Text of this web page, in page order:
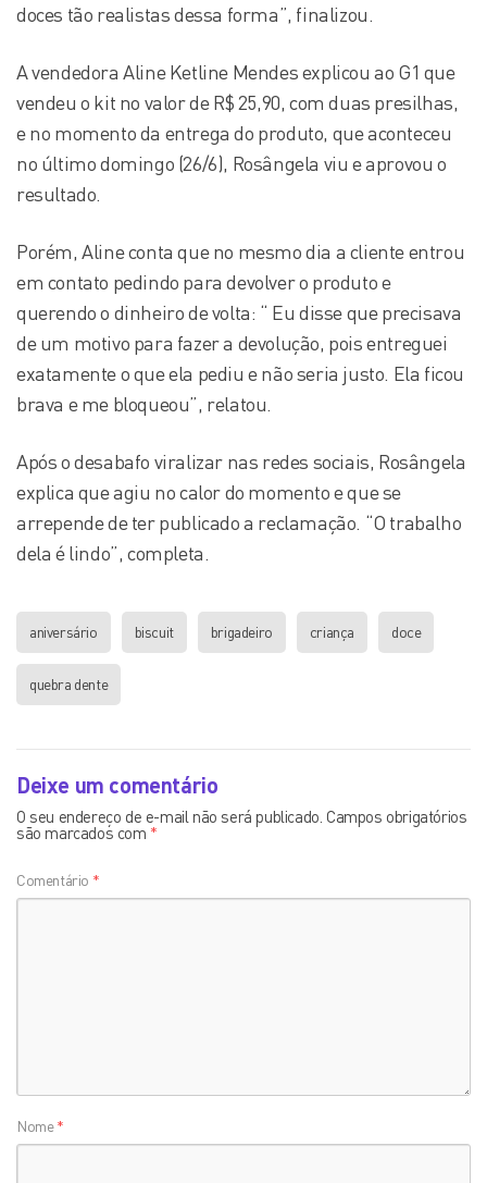
doces tão realistas dessa forma”, finalizou.
A vendedora Aline Ketline Mendes explicou ao G1 que
vendeu o kit no valor de R$ 25,90, com duas presilhas,
e no momento da entrega do produto, que aconteceu
no último domingo (26/6), Rosângela viu e aprovou o
resultado.
Porém, Aline conta que no mesmo dia a cliente entrou
em contato pedindo para devolver o produto e
querendo o dinheiro de volta: “ Eu disse que precisava
de um motivo para fazer a devolução, pois entreguei
exatamente o que ela pediu e não seria justo. Ela ficou
brava e me bloqueou”, relatou.
Após o desabafo viralizar nas redes sociais, Rosângela
explica que agiu no calor do momento e que se
arrepende de ter publicado a reclamação. “O trabalho
dela é lindo”, completa.
aniversário biscuit brigadeiro criança doce
quebra dente
Deixe um comentário
O seu endereço de e-mail não será publicado. Campos obrigatórios
são marcados com *
Comentário *
Nome*